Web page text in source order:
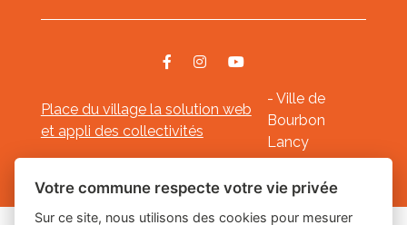
Place du village la solution web
et appli des collectivités
- Ville de
Bourbon
Lancy
Mentions légales-- Gestion des cookies
Votre commune respecte votre vie privée
Sur ce site, nous utilisons des cookies pour mesurer